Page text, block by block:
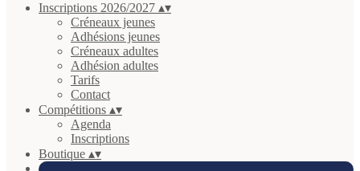
Inscriptions 2026/2027 ▴▾
Créneaux jeunes
Adhésions jeunes
Créneaux adultes
Adhésion adultes
Tarifs
Contact
Compétitions ▴▾
Agenda
Inscriptions
Boutique ▴▾